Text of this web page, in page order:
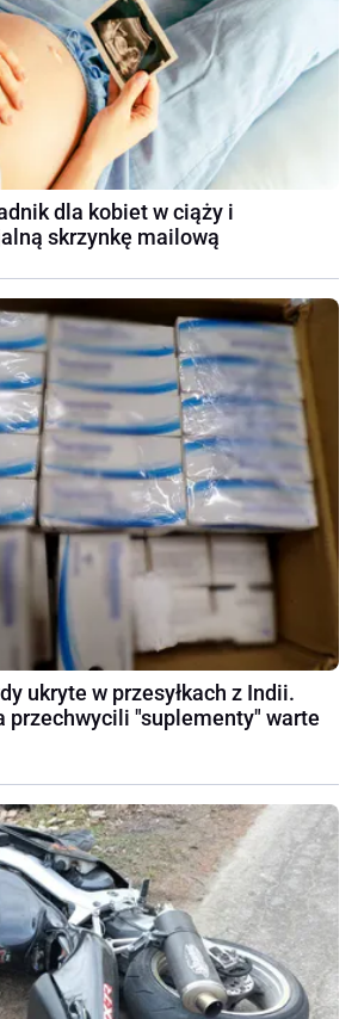
dla kobiet w ciąży i
skrzynkę mailową
ukryte w przesyłkach z Indii.
przechwycili "suplementy" warte